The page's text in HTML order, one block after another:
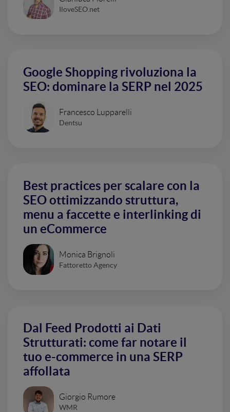
IloveSEO.net
Google Shopping rivoluziona la
SEO: dominare la SERP nel 2025
Francesco Lupparelli
Dentsu
Best practices per scalare con la
SEO ottimizzando struttura,
menu a faccette e interlinking di
un eCommerce
Monica Brignoli
Fattoretto Agency
Dal Feed Prodotti ai Dati
Strutturati: come far notare il
tuo e-commerce in una SERP
affollata
Giorgio Rumore
WMR